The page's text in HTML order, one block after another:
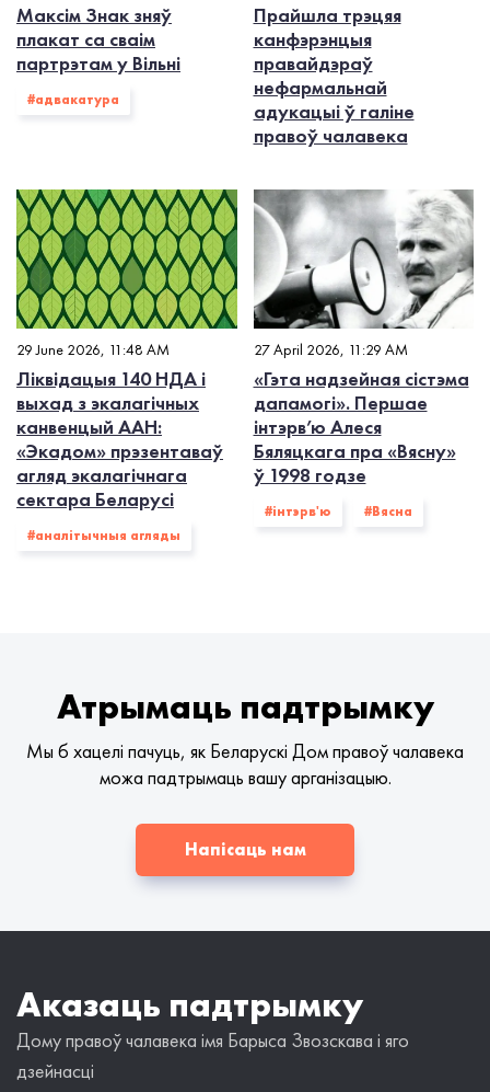
Максім Знак зняў
плакат са сваім
партрэтам у Вільні
#адвакатура
Прайшла трэцяя
канфэрэнцыя
правайдэраў
нефармальнай
адукацыі ў галіне
правоў чалавека
29 June 2026, 11:48 AM
Ліквідацыя 140 НДА і
выхад з экалагiчных
канвенцый ААН:
«Экадом» прэзентаваў
агляд экалагічнага
сектара Беларусі
#аналітычныя агляды
27 April 2026, 11:29 AM
«Гэта надзейная сістэма
дапамогі». Першае
інтэрв’ю Алеся
Бяляцкага пра «Вясну»
ў 1998 годзе
#інтэрв'ю #Вясна
Атрымаць падтрымку
Мы б хацелі пачуць, як Беларускі Дом правоў чалавека
можа падтрымаць вашу арганізацыю.
Напісаць нам
Аказаць падтрымку
Дому правоў чалавека імя Барыса Звозскава і яго
дзейнасці